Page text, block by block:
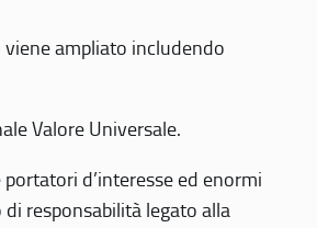
viene ampliato includendo
Valore Universale.
d’interesse ed enormi
responsabilità legato alla